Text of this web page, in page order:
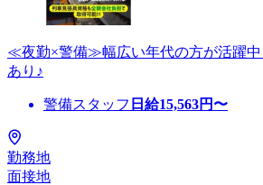
≪夜勤×警備≫幅広い年代の方が活躍中
あり♪
警備スタッフ 日給15,563円〜
勤務地
面接地